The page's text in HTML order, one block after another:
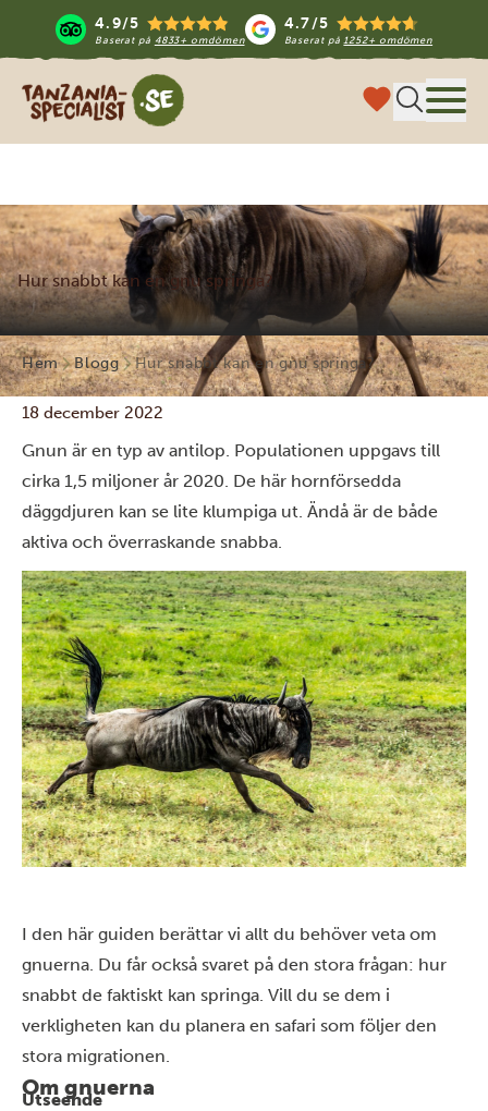
4.9/5
Baserat på 4833+ omdömen
4.7/5
Baserat på1252+ omdömen
Tanzania Specialist
Hur snabbt kan en gnu springa?
Hem Blogg Hur snabbt kan en gnu springa?
18 december 2022
Gnun är en typ av antilop. Populationen uppgavs till
cirka 1,5 miljoner år 2020. De här hornförsedda
däggdjuren kan se lite klumpiga ut. Ändå är de både
aktiva och överraskande snabba.
I den här guiden berättar vi allt du behöver veta om
gnuerna. Du får också svaret på den stora frågan: hur
snabbt de faktiskt kan springa. Vill du se dem i
verkligheten kan du planera en safari som följer den
stora migrationen.
Om gnuerna
Utseende